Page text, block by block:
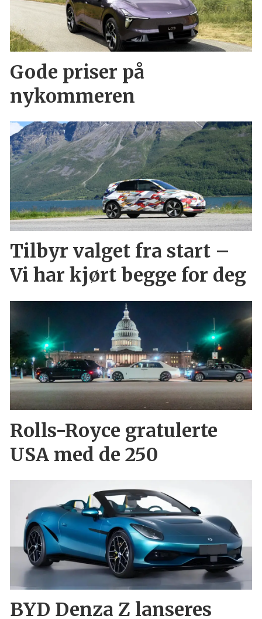
Gode priser på
nykommeren
Tilbyr valget fra start –
Vi har kjørt begge for deg
Rolls-Royce gratulerte
USA med de 250
BYD Denza Z lanseres